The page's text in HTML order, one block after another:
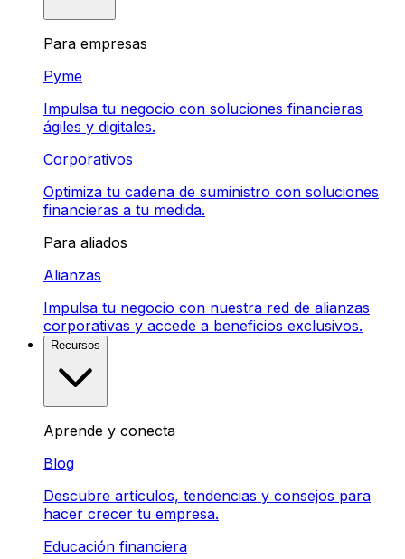
Para empresas
Pyme
Impulsa tu negocio con soluciones financieras
ágiles y digitales.
Corporativos
Optimiza tu cadena de suministro con soluciones
financieras a tu medida.
Para aliados
Alianzas
Impulsa tu negocio con nuestra red de alianzas
corporativas y accede a beneficios exclusivos.
Recursos
Aprende y conecta
Blog
Descubre artículos, tendencias y consejos para
hacer crecer tu empresa.
Educación financiera